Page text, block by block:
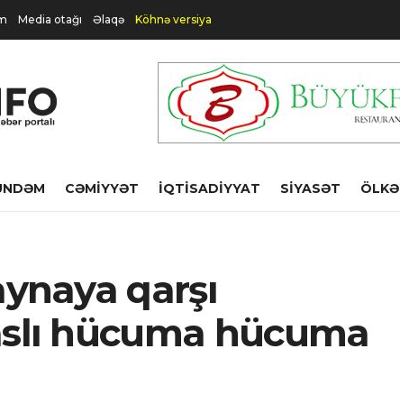
Media otağı Əlaqə Köhnə versiya
CƏMIYYƏT İQTISADIYYAT SIYASƏT ÖLKƏ
qarşı
hücuma hücuma